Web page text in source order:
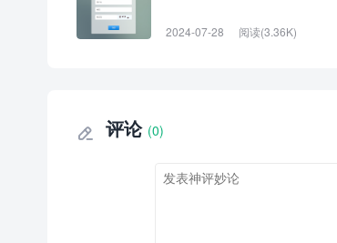
2024-07-28 阅读(3.36K)
 评论 (0)